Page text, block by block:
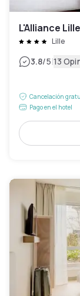
L'Alliance
Lille
3.8/5|13
Cancelación
Pago en el hotel